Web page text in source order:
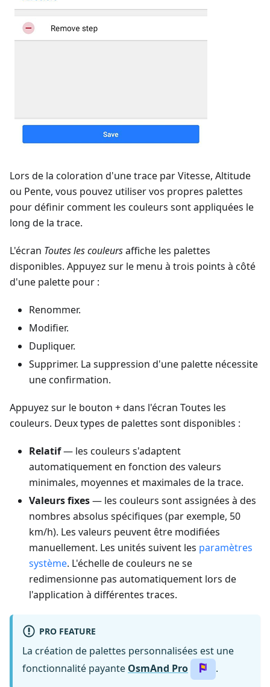
Lors de la coloration d'une trace par Vitesse, Altitude
ou Pente, vous pouvez utiliser vos propres palettes
pour définir comment les couleurs sont appliquées le
long de la trace.
L'écran Toutes les couleursaffiche les palettes
disponibles. Appuyez sur le menu à trois points à côté
d'une palette pour :
Renommer.
Modifier.
Dupliquer.
Supprimer. La suppression d'une palette nécessite
une confirmation.
Appuyez sur le bouton + dans l'écran Toutes les
couleurs. Deux types de palettes sont disponibles :
Relatif— les couleurs s'adaptent
automatiquement en fonction des valeurs
minimales, moyennes et maximales de la trace.
Valeurs fixes— les couleurs sont assignées à des
nombres absolus spécifiques (par exemple, 50
km/h). Les valeurs peuvent être modifiées
manuellement. Les unités suivent les paramètres
système. L'échelle de couleurs ne se
redimensionne pas automatiquement lors de
l'application à différentes traces.
PRO FEATURE
La création de palettes personnalisées est une
fonctionnalité payante OsmAnd Pro .